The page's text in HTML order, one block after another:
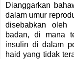
Dianggarkan
dalam umur
disebabkan oleh
badan, di mana
insulin di dalam
haid yang tidak